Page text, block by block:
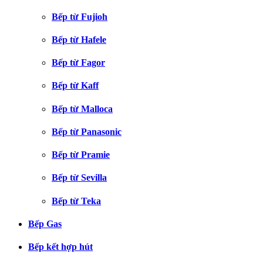
Bếp từ Fujioh
Bếp từ Hafele
Bếp từ Fagor
Bếp từ Kaff
Bếp từ Malloca
Bếp từ Panasonic
Bếp từ Pramie
Bếp từ Sevilla
Bếp từ Teka
Bếp Gas
Bếp kết hợp hút